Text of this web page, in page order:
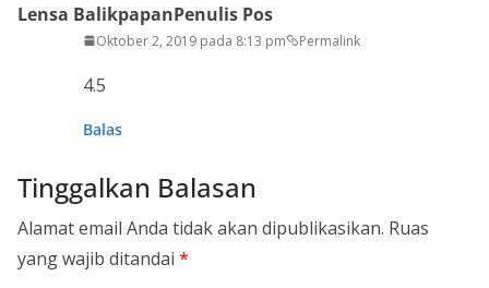
Lensa BalikpapanPenulis Pos
Oktober 2, 2019 pada 8:13 pm Permalink
4.5
Balas
Tinggalkan Balasan
Alamat email Anda tidak akan dipublikasikan. Ruas
yang wajib ditandai *